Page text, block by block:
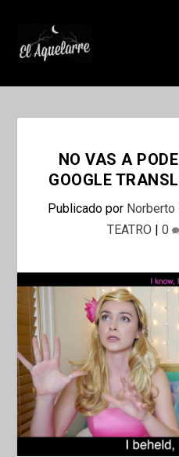
NO VAS A
GOOGLE
Publicado por Norberto
TEATRO | 0